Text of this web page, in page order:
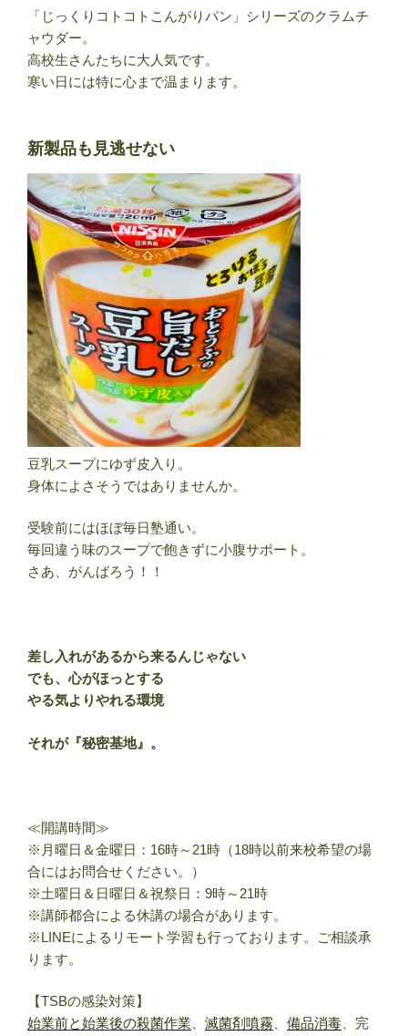
「じっくりコトコトこんがりパン」シリーズのクラムチ
ャウダー。
高校生さんたちに大人気です。
寒い日には特に心まで温まります。
新製品も見逃せない
豆乳スープにゆず皮入り。
身体によさそうではありませんか。
受験前にはほぼ毎日塾通い。
毎回違う味のスープで飽きずに小腹サポート。
さあ、がんばろう！！
差し入れがあるから来るんじゃない
でも、心がほっとする
やる気よりやれる環境
それが『秘密基地』。
≪開講時間≫
※月曜日＆金曜日：16時～21時（18時以前来校希望の場
合にはお問合せください。）
※土曜日＆日曜日＆祝祭日：9時～21時
※講師都合による休講の場合があります。
※LINEによるリモート学習も行っております。ご相談承
ります。
【TSBの感染対策】
始業前と始業後の殺菌作業
滅菌剤噴霧 備品消毒 、完